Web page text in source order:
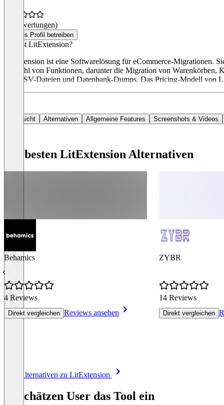
(0 Bewertungen)
Dieses Profil betreiben
Was ist LitExtension?
LitExtension ist eine Softwarelösung für eCommerce-Migrationen.
Vielzahl von Funktionen, darunter die Migration von Warenkörben,
von CSV-Dateien und Datenbank-Dumps. Das Pricing-Modell von
Übersicht Alternativen Allgemeine Features Screenshots & Videos
Die besten LitExtension Alternativen
Behamics
4 Reviews
Direkt vergleichen Reviews ansehen
ZYBR
14 Reviews
Direkt vergleichen
Alle Alternativen zu LitExtension
So schätzen User das Tool ein